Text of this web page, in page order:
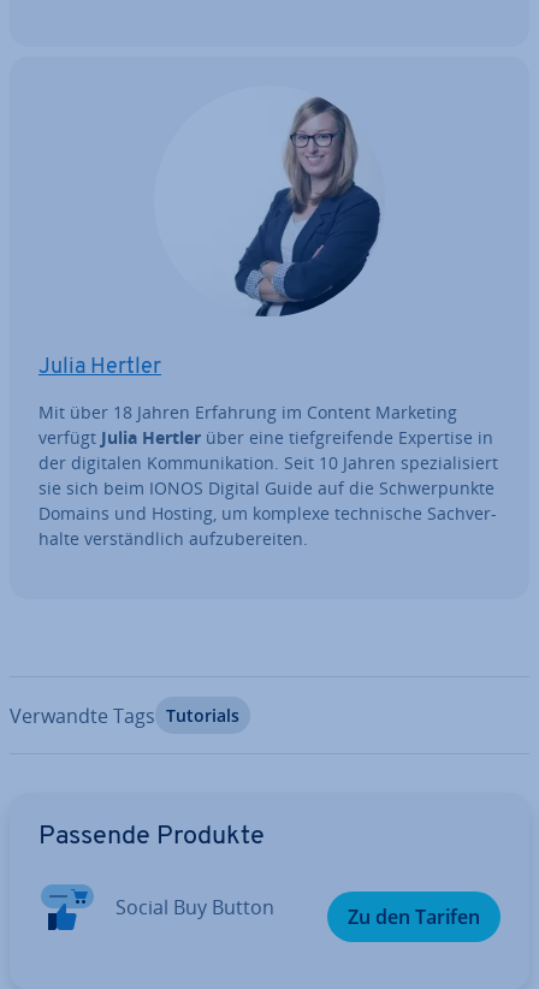
Julia Hertler
Mit über 18 Jahren Erfahrung im Content Marketing
verfügt Julia Hertler über eine tief­grei­fen­de Expertise in
der digitalen Kom­mu­ni­ka­ti­on. Seit 10 Jahren spe­zia­li­siert
sie sich beim IONOS Digital Guide auf die Schwer­punk­te
Domains und Hosting, um komplexe tech­ni­sche Sach­ver­
hal­te ver­ständ­lich auf­zu­be­rei­ten.
Verwandte Tags Tutorials
Passende Produkte
Social Buy Button Zu den Tarifen